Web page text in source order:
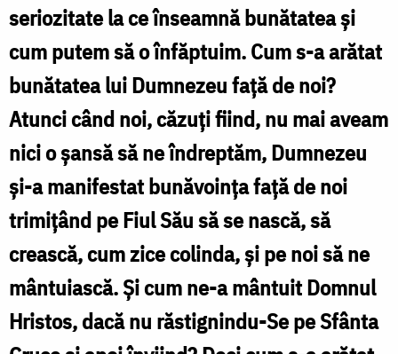
seriozitate la ce înseamnă bunătatea şi
cum putem să o înfăptuim. Cum s-a arătat
bunătatea lui Dumnezeu faţă de noi?
Atunci când noi, căzuţi fiind, nu mai aveam
nici o şansă să ne îndreptăm, Dumnezeu
şi-a manifestat bunăvoinţa faţă de noi
trimiţând pe Fiul Său să se nască, să
crească, cum zice colinda, şi pe noi să ne
mântuiască. Şi cum ne-a mântuit Domnul
Hristos, dacă nu răstignindu-Se pe Sfânta